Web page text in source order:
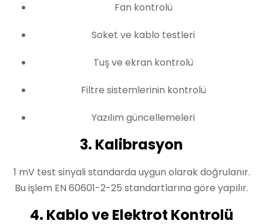
Fan kontrolü
Soket ve kablo testleri
Tuş ve ekran kontrolü
Filtre sistemlerinin kontrolü
Yazılım güncellemeleri
3. Kalibrasyon
1 mV test sinyali standarda uygun olarak doğrulanır.
Bu işlem EN 60601-2-25 standartlarına göre yapılır.
4. Kablo ve Elektrot Kontrolü